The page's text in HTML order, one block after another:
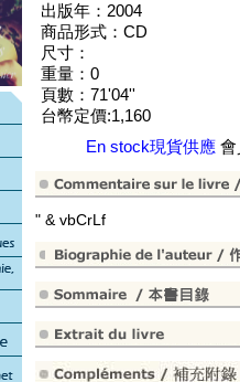
出版年：2004
商品形式：CD
尺寸：
重量：0
頁數：71'04''
台幣定價:1,160
En stock現貨供應 會
" & vbCrLf